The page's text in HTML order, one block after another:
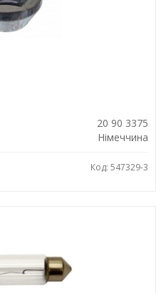
20 90 3375
Німеччина
Код: 547329-3